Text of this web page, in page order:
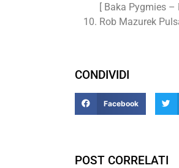
[ Baka Pygmies –
Rob Mazurek
CONDIVIDI
Facebook
POST CORRELATI